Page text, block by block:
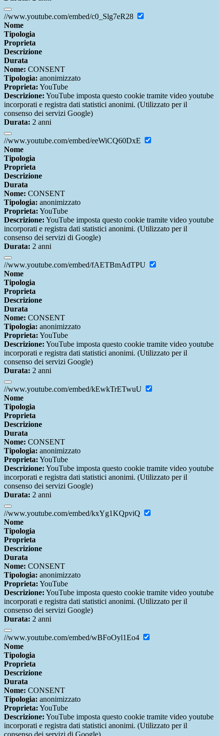
//www.youtube.com/embed/c0_Slg7eR28
Nome
Tipologia
Proprieta
Descrizione
Durata
Nome: CONSENT
Tipologia: anonimizzato
Proprieta: YouTube
Descrizione: YouTube imposta questo cookie tramite video youtube
incorporati e registra dati statistici anonimi. (Utilizzato per il
consenso dei servizi Google)
Durata: 2 anni
//www.youtube.com/embed/eeWiCQ60DxE
Nome
Tipologia
Proprieta
Descrizione
Durata
Nome: CONSENT
Tipologia: anonimizzato
Proprieta: YouTube
Descrizione: YouTube imposta questo cookie tramite video youtube
incorporati e registra dati statistici anonimi. (Utilizzato per il
consenso dei servizi di Google)
Durata: 2 anni
//www.youtube.com/embed/fAETBmAdTPU
Nome
Tipologia
Proprieta
Descrizione
Durata
Nome: CONSENT
Tipologia: anonimizzato
Proprieta: YouTube
Descrizione: YouTube imposta questo cookie tramite video youtube
incorporati e registra dati statistici anonimi. (Utilizzato per il
consenso dei servizi Google)
Durata: 2 anni
//www.youtube.com/embed/kEwkTrETwuU
Nome
Tipologia
Proprieta
Descrizione
Durata
Nome: CONSENT
Tipologia: anonimizzato
Proprieta: YouTube
Descrizione: YouTube imposta questo cookie tramite video youtube
incorporati e registra dati statistici anonimi. (Utilizzato per il
consenso dei servizi Google)
Durata: 2 anni
//www.youtube.com/embed/kxYg1KQpviQ
Nome
Tipologia
Proprieta
Descrizione
Durata
Nome: CONSENT
Tipologia: anonimizzato
Proprieta: YouTube
Descrizione: YouTube imposta questo cookie tramite video youtube
incorporati e registra dati statistici anonimi. (Utilizzato per il
consenso dei servizi Google)
Durata: 2 anni
//www.youtube.com/embed/wBFoOyl1Eo4
Nome
Tipologia
Proprieta
Descrizione
Durata
Nome: CONSENT
Tipologia: anonimizzato
Proprieta: YouTube
Descrizione: YouTube imposta questo cookie tramite video youtube
incorporati e registra dati statistici anonimi. (Utilizzato per il
consenso dei servizi di Google)